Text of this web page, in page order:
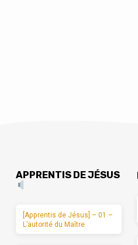
APPRENTIS DE JÉSUS
[Apprentis de Jésus] – 01 –
L’autorité du Maître